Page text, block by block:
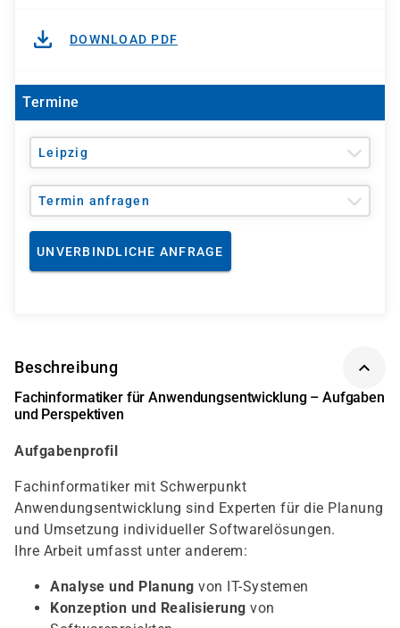
DOWNLOAD PDF
Termine
Leipzig
Termin anfragen
UNVERBINDLICHE ANFRAGE
Beschreibung
Fachinformatiker für Anwendungsentwicklung – Aufgaben
und Perspektiven
Aufgabenprofil
Fachinformatiker mit Schwerpunkt
Anwendungsentwicklung sind Experten für die Planung
und Umsetzung individueller Softwarelösungen.
Ihre Arbeit umfasst unter anderem:
Analyse und Planung von IT-Systemen
Konzeption und Realisierung von